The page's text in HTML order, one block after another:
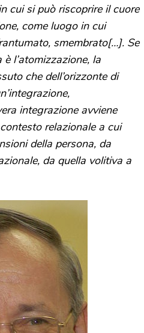
cui si può riscoprire il cuore
come luogo in cui
smembrato[…]. Se
è l’atomizzazione, la
che dell’orizzonte di
integrazione avviene
relazionale a cui
della persona, da
da quella volitiva a